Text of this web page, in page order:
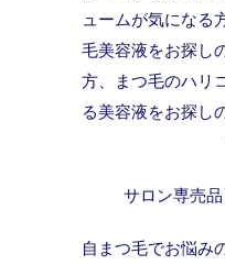
ュームが気になる
毛美容液をお探し
方、まつ毛のハリ
る美容液をお探し
サロン専売品
自まつ毛でお悩み